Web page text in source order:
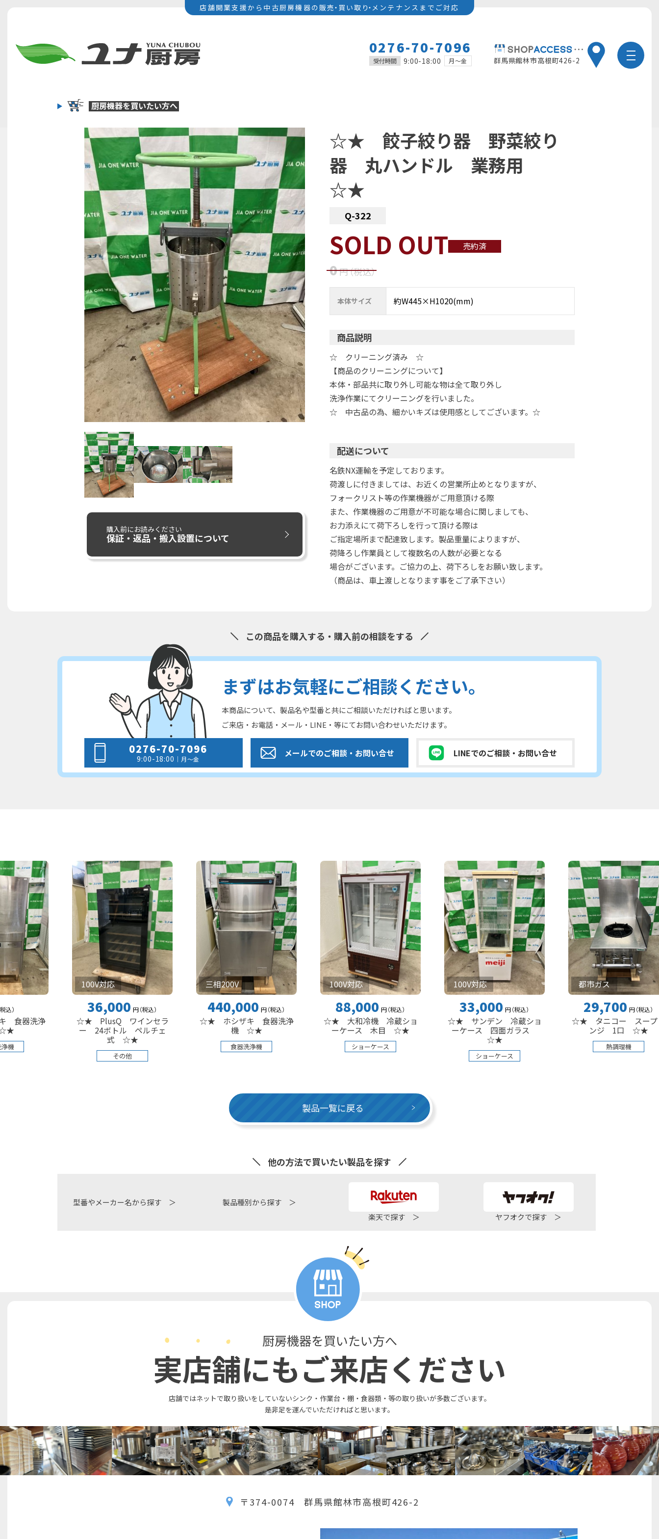
店舗開業支援から中古厨房機器の 販売・ 買い取 り・メンテナンスまでご対応
0276-70-7096
受付時間 9:00-18:00 月～金 群馬県館林市高根町426-2
厨房機器を買いたい方へ
購入前にお読みください
保証・返品・搬入設置について
☆★ 餃子絞り器 野菜絞り
器 丸ハンドル 業務用
☆★
Q-322
SOLD OUT 売約済
0円（税込）
本体サイズ 約W445×H1020(mm)
商品説明
☆ クリーニング済み ☆
【商品のクリーニングについて】
本体・部品共に取り外し可能な物は全て取り外し
洗浄作業にてクリーニングを行いました。
☆ 中古品の為、細かいキズは使用感としてございます。☆
配送について
名鉄NX運輸を予定しております。
荷渡しに付きましては、お近くの営業所止めとなりますが、
フォークリスト等の作業機器がご用意頂ける際
また、作業機器のご用意が不可能な場合に関しましても、
お力添えにて荷下ろしを行って頂ける際は
ご指定場所まで配達致します。製品重量によりますが、
荷降ろし作業員として複数名の人数が必要となる
場合がございます。ご協力の上、荷下ろしをお願い致します。
（商品は、車上渡しとなります事をご了承下さい）
この商品を購入する・購入前の相談をする
まずはお気軽にご相談ください。
本商品について、製品名や型番と共にご相談いただければと思います。
ご来店・お電話・メール・LINE・等にてお問い合わせいただけます。
0276-70-7096
9:00-18:00 ｜月～金
メールでのご相談 ・お問い合せ LINEでのご相談 ・お問い合せ
100V対応
36,000 円（税込）
☆★ PlusQ ワインセラ
ー 24ボトル ペルチェ
三相200V
440,000 円（税込）
☆★ ホシザキ 食器洗浄
100V対応
88,000 円（税込）
☆★ 大和冷機 冷蔵ショ
ーケース 木目 ☆★
ショーケース
100V対応
33,000 円 （税込）
☆★ サンデン 冷蔵ショ
ーケース 四面ガラス
ショーケース
29,700 円（税込）
☆★ タニコー スープレ
ンジ 1口 ☆★
製品一覧に戻る
他の方法で買いたい製品を探す
型番やメーカー名から探す ＞
製品種別から探す ＞
楽天で探す ＞
ヤフオクで探す ＞
厨房機器を買いたい方へ
実店舗にもご来店ください
店舗ではネットで取り扱いをしていないシンク・作業台・棚・食器類・等の取り扱いが多数ございます。
是非足を運んでいただければと思います。
〒374-0074 群馬県館林市高根町426-2